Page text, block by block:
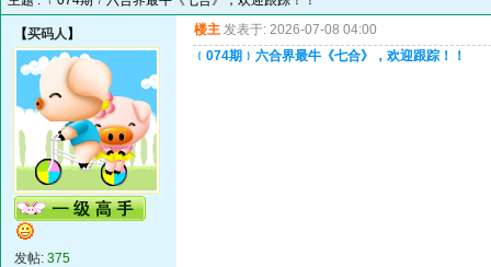
【买码人 】
发帖: 375
楼主 发表于: 2026-07-08 04:00
﹛074期﹜六合界最牛《七合》，欢迎跟踪！！